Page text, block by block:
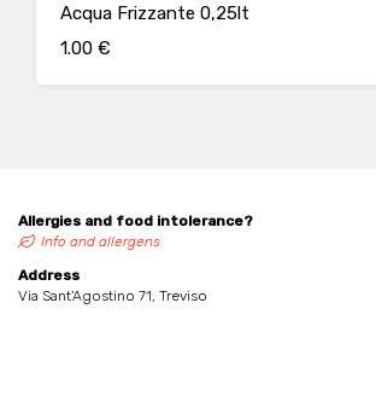
Acqua Frizzante 0,25lt
1.00 €
Allergies and food intolerance?
Info and allergens
Address
Via Sant'Agostino 71, Treviso